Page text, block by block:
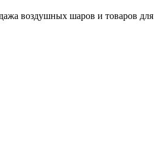
воздушных шаров и товаров для